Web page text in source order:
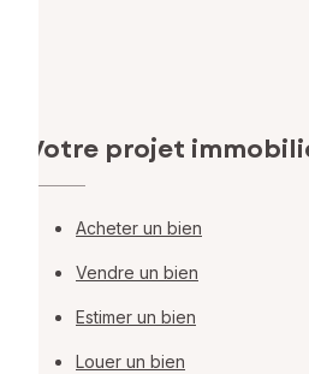
Votre projet
Acheter un bien
Vendre un bien
Estimer un bien
Louer un bien